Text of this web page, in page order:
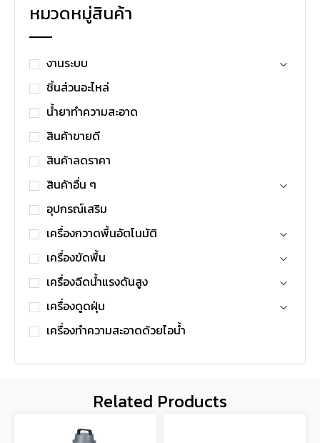
หมวดหมู่สินค้า
งานระบบ
ชิ้นส่วนอะไหล่
น้ำยาทำความสะอาด
สินค้าขายดี
สินค้าลดราคา
สินค้าอื่น ๆ
อุปกรณ์เสริม
เครื่องกวาดพื้นอัตโนมัติ
เครื่องขัดพื้น
เครื่องฉีดน้ำแรงดันสูง
เครื่องดูดฝุ่น
เครื่องทำความสะอาดด้วยไอน้ำ
Related Products